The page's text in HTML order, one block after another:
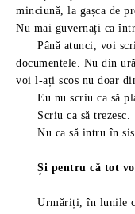
minciună, la gașca de
Nu mai guvernați ca
Până atunci, voi
documentele. Nu din
voi l-ați scos nu doar
Eu nu scriu ca să
Scriu ca să trezesc.
Nu ca să intru în
Și pentru că tot
Urmăriți, în lunile